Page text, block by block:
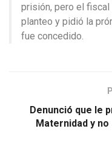
prisión, pero el
planteo y pidió la
fue concedido.
Denunció que le
Maternidad y